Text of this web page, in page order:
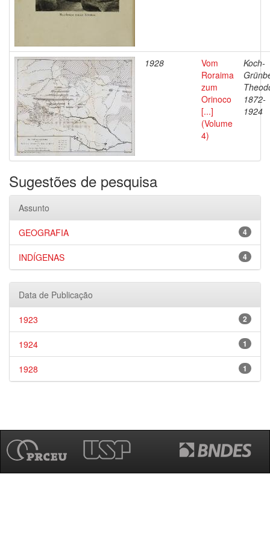
1928
Vom
Roraima
zum
Orinoco
[...]
(Volume
4)
Koch-
1872-
1924
Sugestões de pesquisa
Assunto
4
GEOGRAFIA
4
INDÍGENAS
Data de Publicação
2
1923
1
1924
1
1928